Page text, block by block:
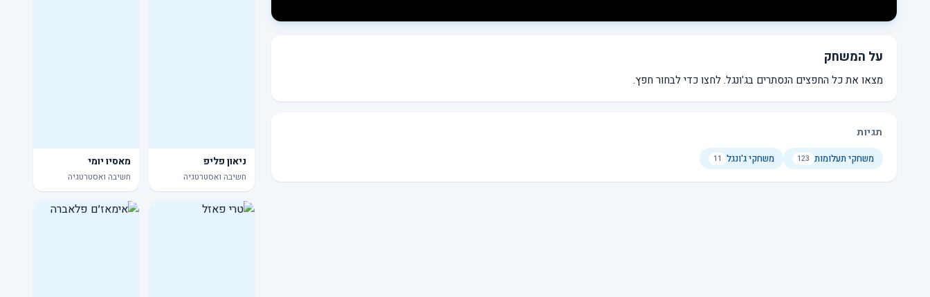
על המשחק
מצאו את כל החפצים הנסתרים בג'ונגל. לחצו כדי לבחור חפץ.
תגיות
משחקי תעלומות 123 משחקי ג'ונגל 11 ניאון פליפ
חשיבה ואסטרטגיה
מאסיו יומי
חשיבה ואסטרטגיה